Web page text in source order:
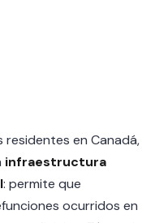
en Canadá,
infraestructura
: permite que
ocurridos en